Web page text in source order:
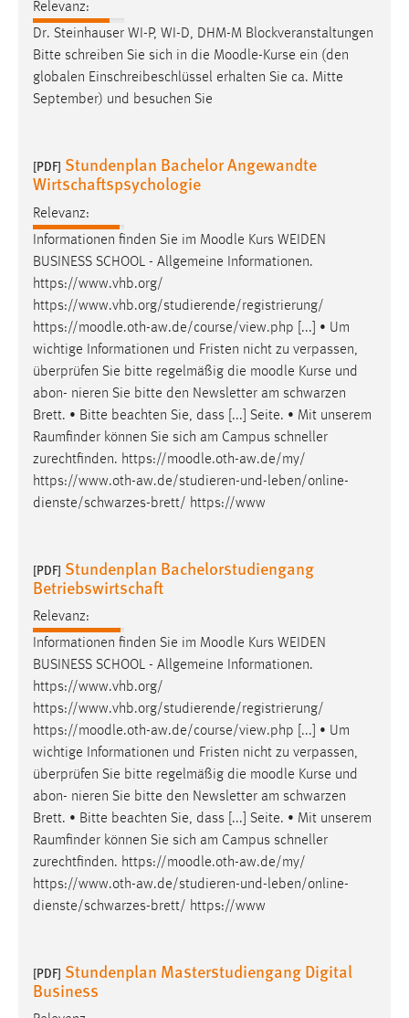
Relevanz:
Dr. Steinhauser WI-P, WI-D, DHM-M Blockveranstaltungen
Bitte schreiben Sie sich in die Moodle-Kurse ein (den
globalen Einschreibeschlüssel erhalten Sie ca. Mitte
September) und besuchen Sie
[PDF] Stundenplan Bachelor Angewandte
Wirtschaftspsychologie
Relevanz:
Informationen finden Sie im Moodle Kurs WEIDEN
BUSINESS SCHOOL - Allgemeine Informationen.
https://www.vhb.org/
https://www.vhb.org/studierende/registrierung/
https://moodle.oth-aw.de/course/view.php [...] • Um
wichtige Informationen und Fristen nicht zu verpassen,
überprüfen Sie bitte regelmäßig die moodle Kurse und
abon- nieren Sie bitte den Newsletter am schwarzen
Brett. • Bitte beachten Sie, dass [...] Seite. • Mit unserem
Raumfinder können Sie sich am Campus schneller
zurechtfinden. https://moodle.oth-aw.de/my/
https://www.oth-aw.de/studieren-und-leben/online-
dienste/schwarzes-brett/ https://www
[PDF] Stundenplan Bachelorstudiengang
Betriebswirtschaft
Relevanz:
Informationen finden Sie im Moodle Kurs WEIDEN
BUSINESS SCHOOL - Allgemeine Informationen.
https://www.vhb.org/
https://www.vhb.org/studierende/registrierung/
https://moodle.oth-aw.de/course/view.php [...] • Um
wichtige Informationen und Fristen nicht zu verpassen,
überprüfen Sie bitte regelmäßig die moodle Kurse und
abon- nieren Sie bitte den Newsletter am schwarzen
Brett. • Bitte beachten Sie, dass [...] Seite. • Mit unserem
Raumfinder können Sie sich am Campus schneller
zurechtfinden. https://moodle.oth-aw.de/my/
https://www.oth-aw.de/studieren-und-leben/online-
dienste/schwarzes-brett/ https://www
[PDF] Stundenplan Masterstudiengang Digital
Business